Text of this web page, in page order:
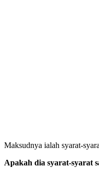
Maksudnya ialah syarat-
Apakah dia syarat-syarat